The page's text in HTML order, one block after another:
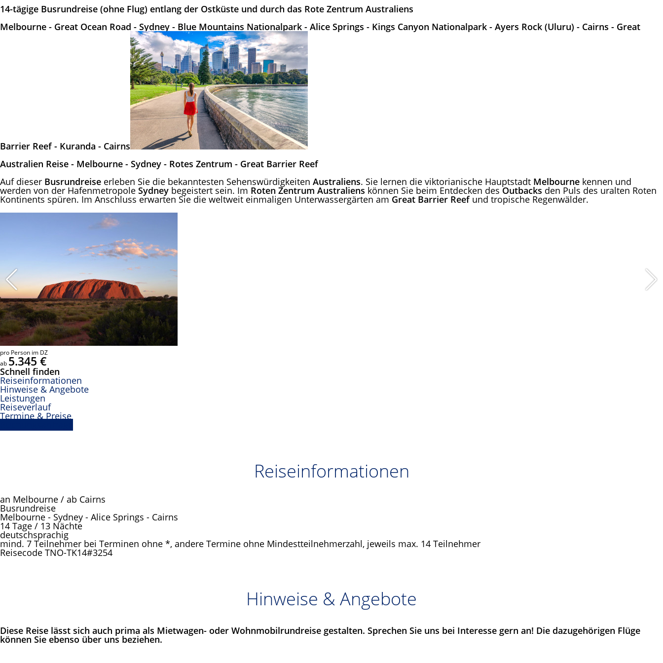
14-tägige Busrundreise (ohne Flug) entlang der Ostküste und durch das Rote Zentrum Australiens
Melbourne - Great Ocean Road - Sydney - Blue Mountains Nationalpark - Alice Springs - Kings Canyon Nationalpark - Ayers Rock (Uluru) - Cairns - Great
Barrier Reef - Kuranda - Cairns
Australien Reise - Melbourne - Sydney - Rotes Zentrum - Great Barrier Reef
Auf dieser Busrundreise erleben Sie die bekanntesten Sehenswürdigkeiten Australiens. Sie lernen die viktorianische Hauptstadt Melbourne kennen und
werden von der Hafenmetropole Sydney begeistert sein. Im Roten Zentrum Australiens können Sie beim Entdecken des Outbacks den Puls des uralten Roten
Kontinents spüren. Im Anschluss erwarten Sie die weltweit einmaligen Unterwassergärten am Great Barrier Reefund tropische Regenwälder.
pro Person im DZ
ab 5.345 €
Schnell finden
Reiseinformationen
Hinweise & Angebote
Leistungen
Reiseverlauf
Termine & Preise
Reiseinformationen
an Melbourne / ab Cairns
Busrundreise
Melbourne - Sydney - Alice Springs - Cairns
14 Tage / 13 Nächte
deutschsprachig
mind. 7 Teilnehmer bei Terminen ohne *, andere Termine ohne Mindestteilnehmerzahl, jeweils max. 14 Teilnehmer
Reisecode TNO-TK14#3254
Hinweise & Angebote
Diese Reise lässt sich auch prima als Mietwagen- oder Wohnmobilrundreise gestalten. Sprechen Sie uns bei Interesse gern an! Die dazugehörigen Flüge
können Sie ebenso über uns beziehen.